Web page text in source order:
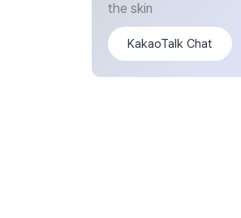
the skin
KakaoTalk Chat